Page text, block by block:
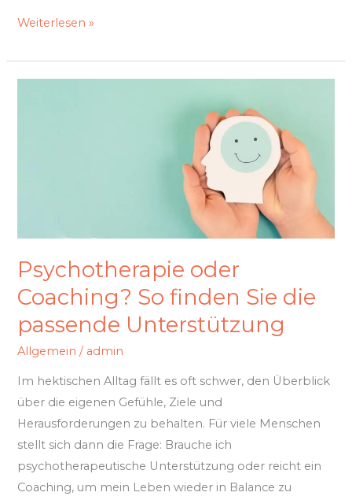
Weiterlesen »
Psychotherapie oder
Coaching? So finden Sie die
passende Unterstützung
Allgemein / admin
Im hektischen Alltag fällt es oft schwer, den Überblick
über die eigenen Gefühle, Ziele und
Herausforderungen zu behalten. Für viele Menschen
stellt sich dann die Frage: Brauche ich
psychotherapeutische Unterstützung oder reicht ein
Coaching, um mein Leben wieder in Balance zu
passende
Unterstützung